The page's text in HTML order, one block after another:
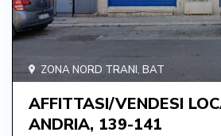
ZONA NORD TRANI, BAT
AFFITTASI/VENDESI
ANDRIA, 139-141